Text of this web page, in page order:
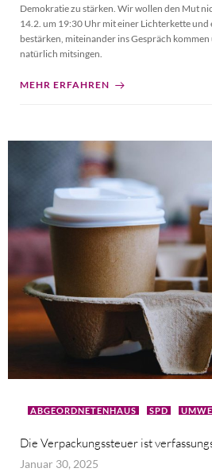
Demokratie zu stärken. Wir wollen den Mut
14.2. um 19:30 Uhr mit einer Lichterkette
bestärken, miteinander ins Gespräch
natürlich mitsingen.
MEHR ERFAHREN
ABGEORDNETENHAUS SPD
Die Verpackungssteuer ist
Januar 30, 2025